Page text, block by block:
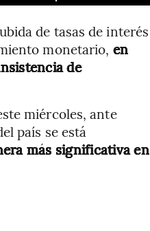
de tasas de interés
monetario, en
de
miércoles, ante
país se está
más significativa en